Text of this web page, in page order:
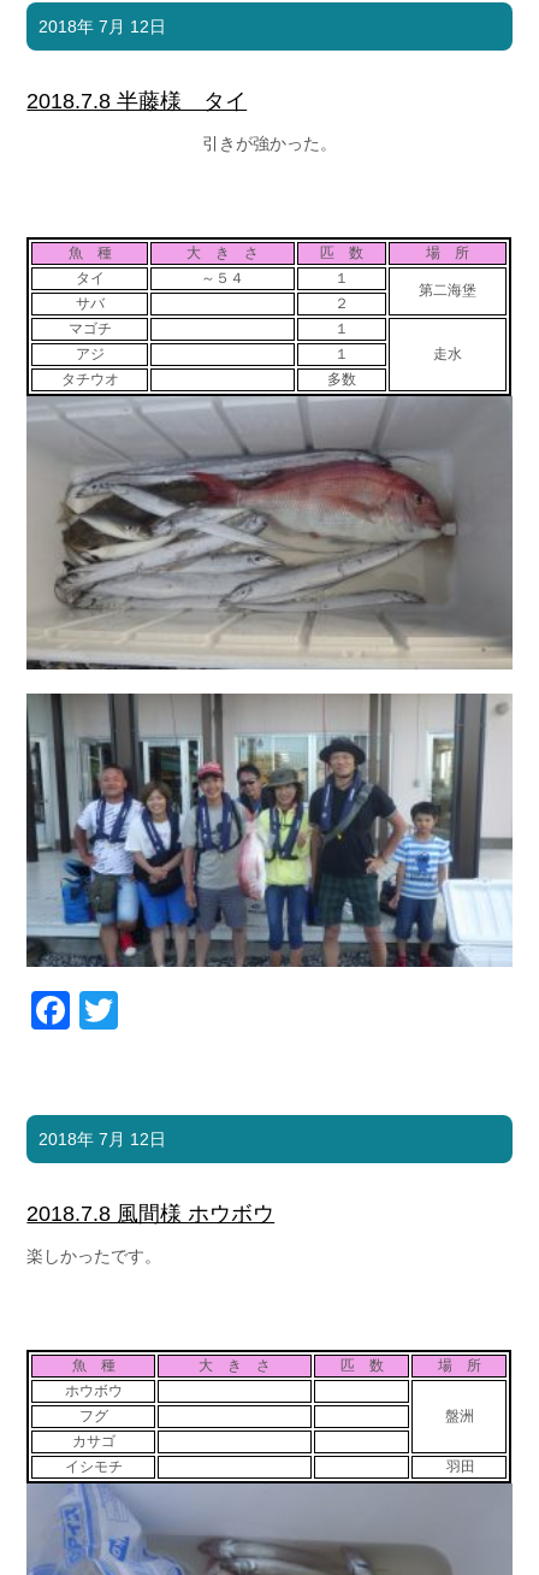
2018年 7月 12日
2018.7.8 半藤様 タイ
引きが強かった。
魚 種 大 き さ 匹 数
場 所
タイ
～５４ １
第二海堡
サバ
２
マゴチ
１
走水
アジ
１
タチウオ
多数
Facebook
2018年 7月 12日
2018.7.8 風間様 ホウボウ
楽しかったです。
魚 種 大 き さ 匹 数
場 所
ホウボウ
盤洲
フグ
カサゴ
イシモチ
羽田